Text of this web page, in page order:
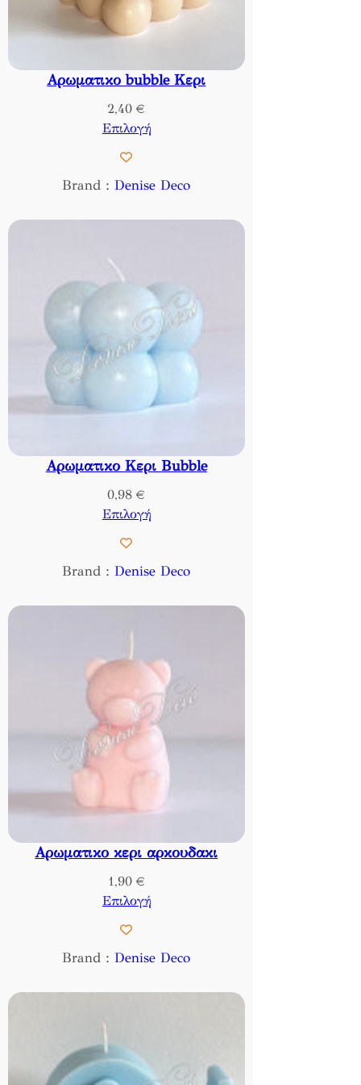
Αρωματικο bubble Κερι
2,40 €
Επιλογή
Brand :Denise Deco
Αρωματικο Κερι Bubble
0,98 €
Επιλογή
Brand :Denise Deco
Αρωματικο κερι αρκουδακι
1,90 €
Επιλογή
Brand :Denise Deco